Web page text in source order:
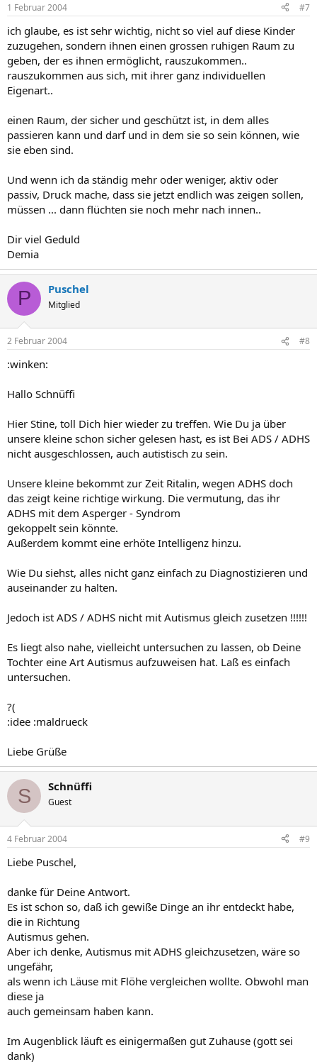
1 Februar 2004 #7
ich glaube, es ist sehr wichtig, nicht so viel auf diese Kinder
zuzugehen, sondern ihnen einen grossen ruhigen Raum zu
geben, der es ihnen ermöglicht, rauszukommen..
rauszukommen aus sich, mit ihrer ganz individuellen
Eigenart..
einen Raum, der sicher und geschützt ist, in dem alles
passieren kann und darf und in dem sie so sein können, wie
sie eben sind.
Und wenn ich da ständig mehr oder weniger, aktiv oder
passiv, Druck mache, dass sie jetzt endlich was zeigen sollen,
müssen ... dann flüchten sie noch mehr nach innen..
Dir viel Geduld
Demia
P Puschel
Mitglied
2 Februar 2004 #8
:winken:
Hallo Schnüffi
Hier Stine, toll Dich hier wieder zu treffen. Wie Du ja über
unsere kleine schon sicher gelesen hast, es ist Bei ADS / ADHS
nicht ausgeschlossen, auch autistisch zu sein.
Unsere kleine bekommt zur Zeit Ritalin, wegen ADHS doch
das zeigt keine richtige wirkung. Die vermutung, das ihr
ADHS mit dem Asperger - Syndrom
gekoppelt sein könnte.
Außerdem kommt eine erhöte Intelligenz hinzu.
Wie Du siehst, alles nicht ganz einfach zu Diagnostizieren und
auseinander zu halten.
Jedoch ist ADS / ADHS nicht mit Autismus gleich zusetzen !!!!!!
Es liegt also nahe, vielleicht untersuchen zu lassen, ob Deine
Tochter eine Art Autismus aufzuweisen hat. Laß es einfach
untersuchen.
?(
:idee :maldrueck
Liebe Grüße
S Schnüffi
Guest
4 Februar 2004 #9
Liebe Puschel,
danke für Deine Antwort.
Es ist schon so, daß ich gewiße Dinge an ihr entdeckt habe,
die in Richtung
Autismus gehen.
Aber ich denke, Autismus mit ADHS gleichzusetzen, wäre so
ungefähr,
als wenn ich Läuse mit Flöhe vergleichen wollte. Obwohl man
diese ja
auch gemeinsam haben kann.
Im Augenblick läuft es einigermaßen gut Zuhause (gott sei
dank)